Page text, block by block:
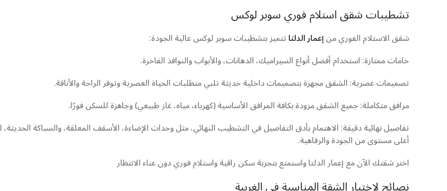
تشطيبات شقق استلام فوري سوبر لوكس
شقق الاستلام الفوري منإعمار الدلتاتتميز بتشطيبات سوبر لوكس عالية الجودة:
خامات ممتازة: استخدام أفضل أنواع السيراميك، الدهانات، والأبواب والنوافذ الفاخرة.
تصميمات عصرية: الشقق مجهزة بتصميمات داخلية حديثة تلبي متطلبات الحياة العصرية وتوفر الراحة والأناقة.
مرافق متكاملة: جميع الشقق مزودة بكافة المرافق الأساسية (كهرباء، مياه، غاز طبيعي) وجاهزة للسكن فورًا.
تفاصيل نهائية دقيقة: الاهتمام بأدق التفاصيل في التشطيب النهائي، مثل وحدات الإضاءة، الأسقف المعلقة، والسباكة
أعلى مستوى من الجودة والرفاهية.
اختر شقتك الآن مع إعمار الدلتا واستمتع بتجربة سكن راقية واستلام فوري دون عناء الانتظار